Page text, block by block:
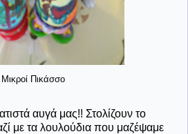
Μικροί Πικάσσο
αυγά μας!! Στολίζουν το
με τα λουλούδια που μαζέψαμε